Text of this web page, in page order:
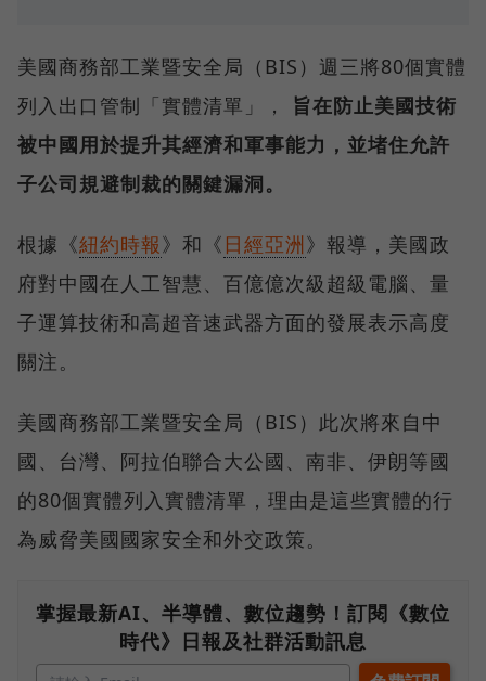
美國商務部工業暨安全局（BIS）週三將80個實體
列入出口管制「實體清單」，
旨在防止美國技術
被中國用於提升其經濟和軍事能力，並堵住允許
子公司規避制裁的關鍵漏洞。
根據《紐約時報》和《 日經亞洲》報導，美國政
府對中國在人工智慧、百億億次級超級電腦、量
子運算技術和高超音速武器方面的發展表示高度
關注。
美國商務部工業暨安全局（BIS）此次將來自中
國、台灣、阿拉伯聯合大公國、南非、伊朗等國
的80個實體列入實體清單，理由是這些實體的行
為威脅美國國家安全和外交政策。
掌握最新AI、半導體、數位趨勢！訂閱《數位
時代》日報及社群活動訊息